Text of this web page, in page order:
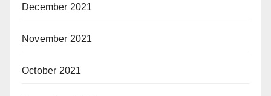
December 2021
November 2021
October 2021